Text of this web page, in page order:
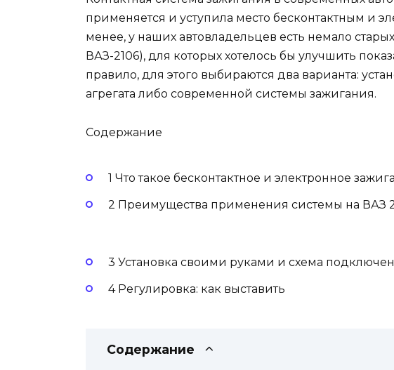
применяется и уступила место бесконтактным и
менее, у наших автовладельцев есть немало
ВАЗ-2106), для которых хотелось бы улучшить
правило, для этого выбираются два варианта:
агрегата либо современной системы зажигания.
Содержание
1 Что такое бесконтактное и электронное
2 Преимущества применения системы на ВАЗ
3 Установка своими руками и схема
4 Регулировка: как выставить
Содержание